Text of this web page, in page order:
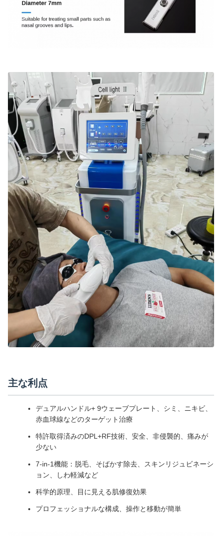
主な利点
デュアルハンドル+ 9ウェーブプレート、シミ、ニキビ、
赤血球線などのターゲット治療
特許取得済みのDPL+RF技術、安全、非侵襲的、痛みが
少ない
7-in-1機能：脱毛、そばかす除去、スキンリジュビネーシ
ョン、しわ軽減など
科学的原理、目に見える肌修復効果
プロフェッショナルな構成、操作と移動が簡単